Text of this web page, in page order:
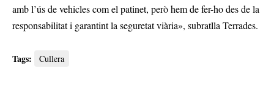
amb l’ús de vehicles com el patinet, però hem de fer-ho des de la
responsabilitat i garantint la seguretat viària», subratlla Terrades.
Tags: Cullera